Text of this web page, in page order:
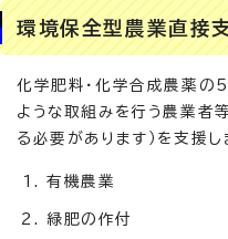
環境保全型農業直接
化学肥料・化学合成農薬の
ような取組みを行う農業者
る必要があります）を支援し
有機農業
緑肥の作付